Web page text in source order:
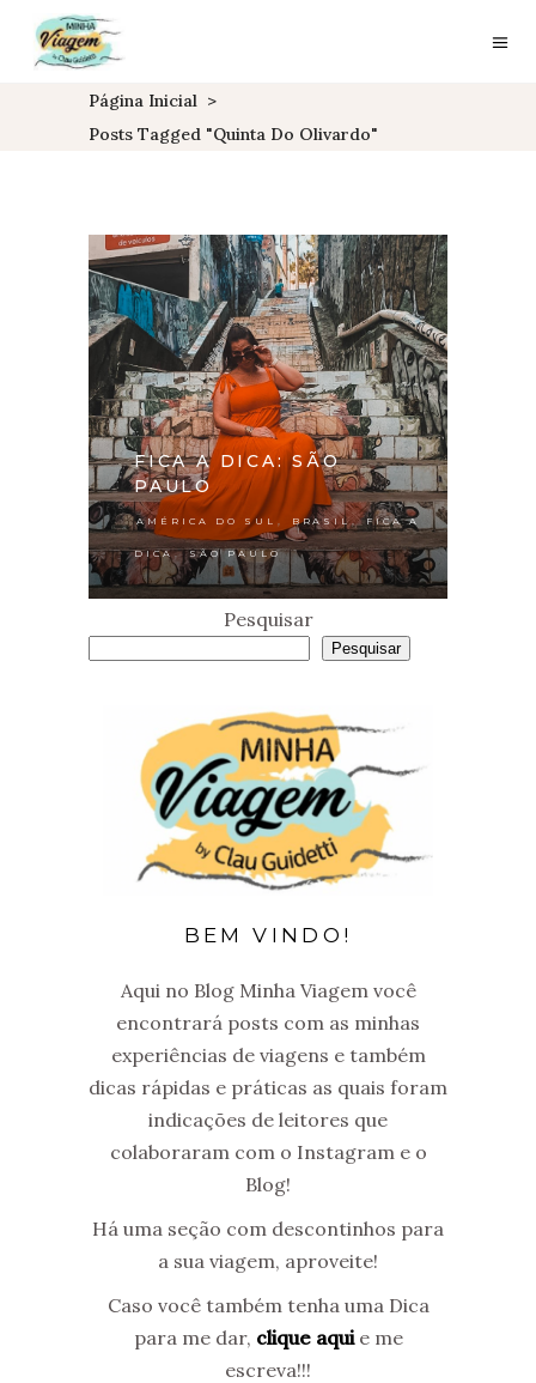
Página Inicial >
Posts Tagged "quinta Do Olivardo"
FICA A DICA: SÃO
PAULO
AMÉRICA DO SUL BRASIL , FICA A
DICA, SÃO PAULO
Pesquisar
Pesquisar
BEM VINDO!
Aqui no Blog Minha Viagem você
encontrará posts com as minhas
experiências de viagens e também
dicas rápidas e práticas as quais foram
indicações de leitores que
colaboraram com o Instagram e o
Blog!
Há uma seção com descontinhos para
a sua viagem, aproveite!
Caso você também tenha uma Dica
para me dar, clique aquie me
escreva!!!